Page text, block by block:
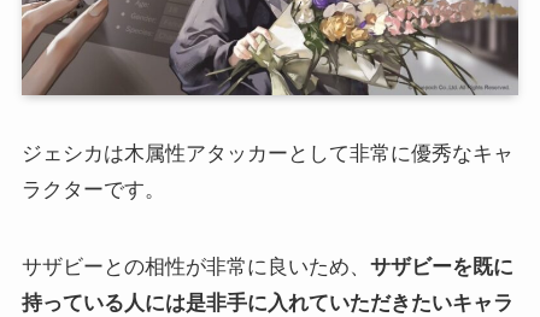
ジェシカは木属性アタッカーとして非常に優秀なキャ
ラクターです。
サザビーとの相性が非常に良いため、 サザビーを既に
持っている人には是非手に入れていただきたいキャラ